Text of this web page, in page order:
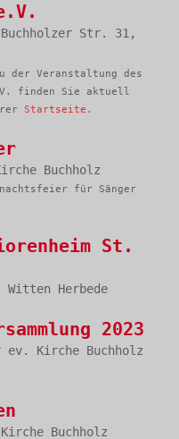
Str. 31,
der Veranstaltung des
finden Sie aktuell
Startseite .
Buchholz
für Sänger
St.
Witten Herbede
2023
Kirche Buchholz
Buchholz